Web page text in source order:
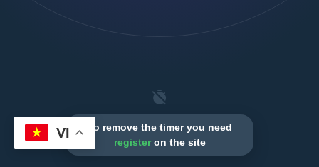
To remove the timer you need
registeron the site
VI